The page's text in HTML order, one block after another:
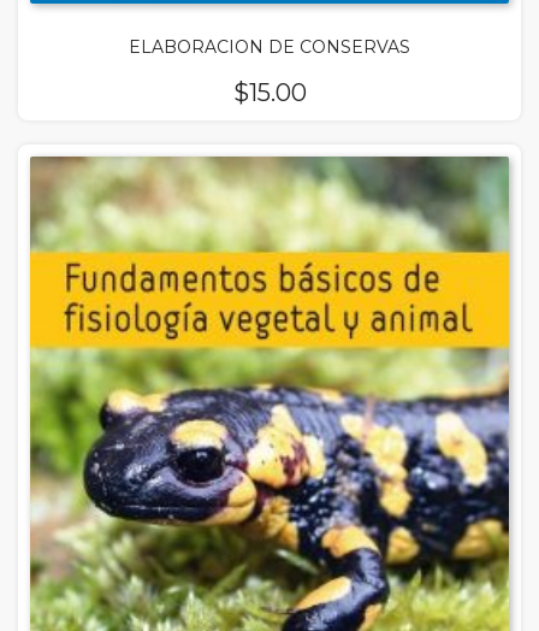
ELABORACION DE CONSERVAS
$15.00